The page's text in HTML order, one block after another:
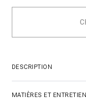
DESCRIPTION
MATIÈRES ET ENTRETIEN